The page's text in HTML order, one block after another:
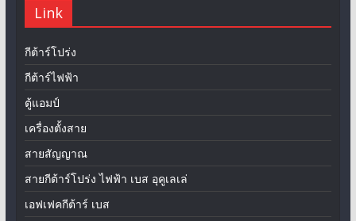
Link
กีต้าร์โปร่ง
กีต้าร์ไฟฟ้า
ตู้แอมป์
เครื่องตั้งสาย
สายสัญญาณ
สายกีต้าร์โปร่ง ไฟฟ้า เบส อุคูเลเล่
เอฟเฟคกีต้าร์ เบส